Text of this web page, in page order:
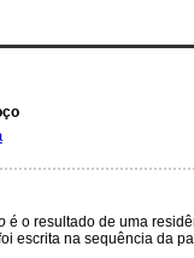
é o resultado de uma
escrita na sequência da